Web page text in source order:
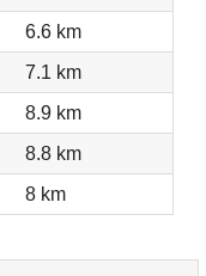
6.6 km
7.1 km
8.9 km
8.8 km
8 km